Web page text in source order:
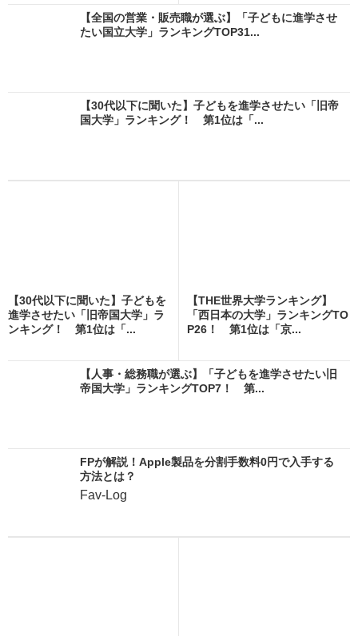
【全国の営業・販売職が選ぶ】「子どもに進学させ
たい国立大学」ランキングTOP31...
【30代以下に聞いた】子どもを進学させたい「旧帝
国大学」ランキング！ 第1位は「...
【30代以下に聞いた】子どもを
進学させたい「旧帝国大学」ラ
ンキング！ 第1位は「...
【THE世界大学ランキング】
「西日本の大学」ランキングTO
P26！ 第1位は「京...
【人事・総務職が選ぶ】「子どもを進学させたい旧
帝国大学」ランキングTOP7！ 第...
FPが解説！Apple製品を分割手数料0円で入手する
方法とは？
Fav-Log